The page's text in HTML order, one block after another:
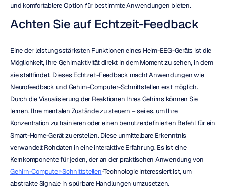
und komfortablere Option für bestimmte Anwendungen bieten.
Achten Sie auf Echtzeit-Feedback
Eine der leistungsstärksten Funktionen eines Heim-EEG-Geräts ist die
Möglichkeit, Ihre Gehirnaktivität direkt in dem Moment zu sehen, in dem
sie stattfindet. Dieses Echtzeit-Feedback macht Anwendungen wie
Neurofeedback und Gehirn-Computer-Schnittstellen erst möglich.
Durch die Visualisierung der Reaktionen Ihres Gehirns können Sie
lernen, Ihre mentalen Zustände zu steuern – sei es, um Ihre
Konzentration zu trainieren oder einen benutzerdefinierten Befehl für ein
Smart-Home-Gerät zu erstellen. Diese unmittelbare Erkenntnis
verwandelt Rohdaten in eine interaktive Erfahrung. Es ist eine
Gehirn-Computer-Schnittstellen-Technologie interessiert ist, um
abstrakte Signale in spürbare Handlungen umzusetzen.